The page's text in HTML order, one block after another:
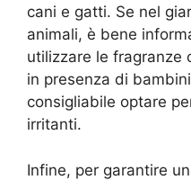
cani e gatti. Se nel
animali, è bene
utilizzare le fragranze
in presenza di
consigliabile optare
irritanti.
Infine, per garantire